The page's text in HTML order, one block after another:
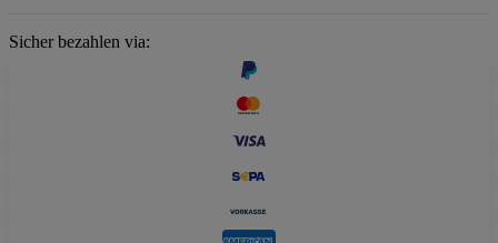
Sicher bezahlen via: